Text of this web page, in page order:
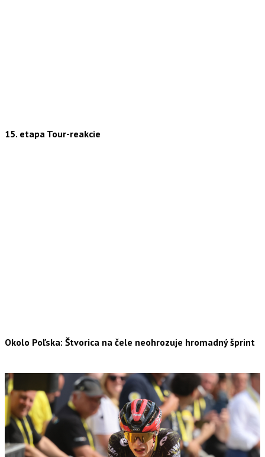
15. etapa Tour-reakcie
Okolo Poľska: Štvorica na čele neohrozuje hromadný šprint